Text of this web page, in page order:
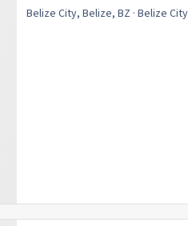
Belize City, Belize, BZ · Belize